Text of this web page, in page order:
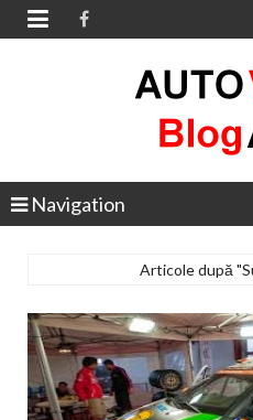

Navigation
Articole după